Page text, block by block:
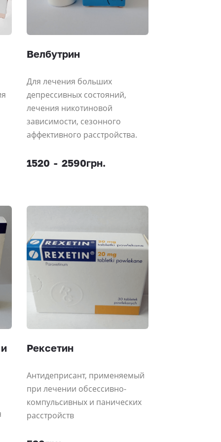
Велбутрин
Для лечения больших
депрессивных состояний,
лечения никотиновой
зависимости, сезонного
аффективного расстройства.
1520 - 2590грн.
Рексетин
Антидеприсант, применяемый
при лечении обсессивно-
компульсивных и панических
расстройств